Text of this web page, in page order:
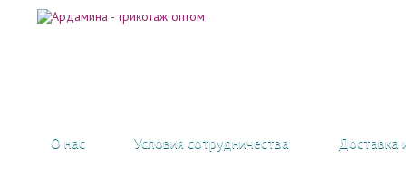
О нас Условия сотрудничества Доставка